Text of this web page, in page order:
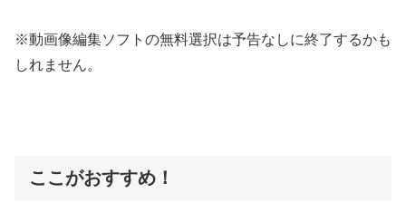
※動画像編集ソフトの無料選択は予告なしに終了するかも
しれません。
ここがおすすめ！